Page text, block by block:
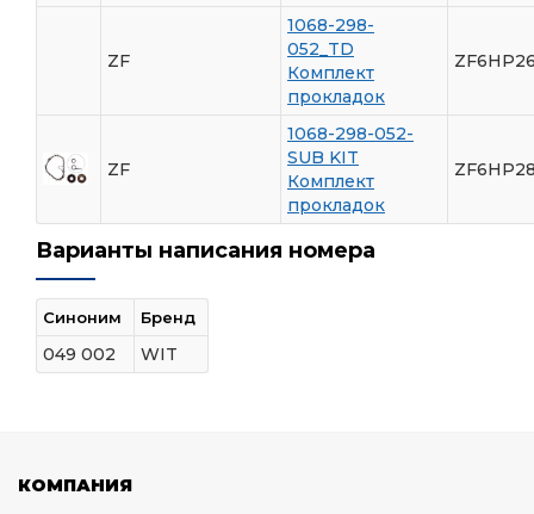
ZF
1068-298-
052_TD
Комплект
прокладок
ZF
1068-298-052-
SUB KIT
Комплект
прокладок
Варианты написания номера
Синоним Бренд
049 002 WIT
КОМПАНИЯ